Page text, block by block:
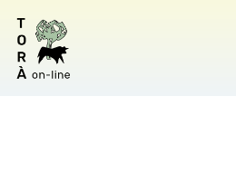
ID de foto no vàlid